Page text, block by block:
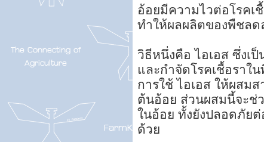
อ้อยมีความไวต่อโรคเ
ทำให้ผลผลิตของพืชลด
วิธีหนึ่งคือ ไอเอส ซึ่งเ
และกำจัดโรคเชื้อราใ
การใช้ ไอเอส ให้ผสม
ต้นอ้อย ส่วนผสมนี้จะช่
ในอ้อย ทั้งยังปลอดภัย
ด้วย